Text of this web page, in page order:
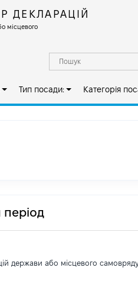
ДЕКЛАРАЦІЙ
місцевого
Тип посади: Категорія
період
держави або місцевого